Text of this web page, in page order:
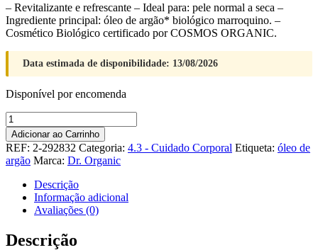
– Revitalizante e refrescante – Ideal para: pele normal a seca –
Ingrediente principal: óleo de argão* biológico marroquino. –
Cosmético Biológico certificado por COSMOS ORGANIC.
Data estimada de disponibilidade: 13/08/2026
Disponível por encomenda
Quantidade
de
Dr.
Organic
Gel
Duche
Óleo
Bio
Adicionar ao Carrinho
REF: 2-292832 Categoria: 4.3 - Cuidado Corporal Etiqueta: óleo de
argão Marca: Dr. Organic
Descrição
Informação adicional
Avaliações (0)
Descrição